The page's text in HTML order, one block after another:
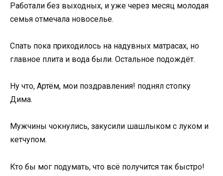
Работали без выходных, и уже через месяц молодая
семья отмечала новоселье.
Спать пока приходилось на надувных матрасах, но
главное плита и вода были. Остальное подождёт.
Ну что, Артём, мои поздравления! поднял стопку
Дима.
Мужчины чокнулись, закусили шашлыком с луком и
кетчупом.
Кто бы мог подумать, что всё получится так быстро!